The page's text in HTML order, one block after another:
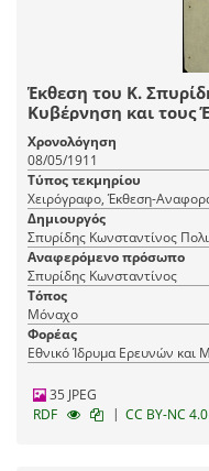
Έκθεση του Κ.
Κυβέρνηση και τους
ζήτημα του
Χρονολόγηση
08/05/1911
Τύπος τεκμηρίου
Χειρόγραφο, Έκθεση-
Δημιουργός
Σπυρίδης Κωνσταντίνος
Αναφερόμενο πρόσωπο
Σπυρίδης Κωνσταντίνος
Τόπος
Μόναχο
Φορέας
Εθνικό Ίδρυμα Ερευνών και
35 JPEG
RDF
| CC BY-NC 4.0